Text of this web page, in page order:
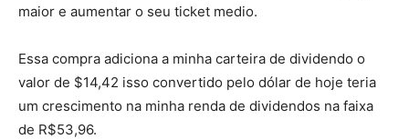
maior e aumentar o seu ticket medio.
Essa compra adiciona a minha carteira de dividendo o
valor de $14,42 isso convertido pelo dólar de hoje teria
um crescimento na minha renda de dividendos na faixa
de R$53,96.